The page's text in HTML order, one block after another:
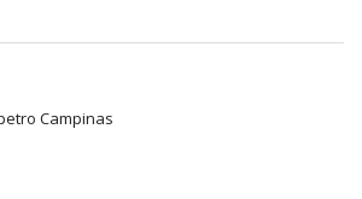
Campinas